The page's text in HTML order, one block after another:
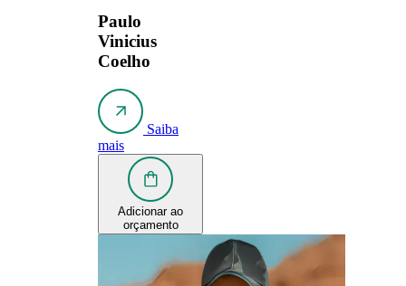
Paulo
Vinicius
Coelho
Saiba
mais
Adicionar ao
orçamento